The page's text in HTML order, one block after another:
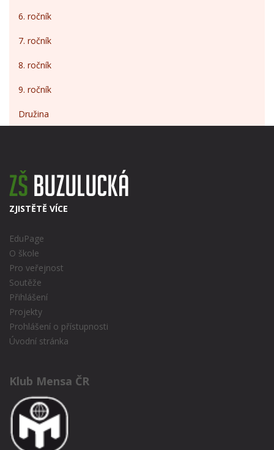
6. ročník
7. ročník
8. ročník
9. ročník
Družina
ZJISTĚTĚ VÍCE
EduPage
O škole
Pro veřejnost
Soutěže
Přihlášení
Projekty
Prohlášení o přístupnosti
Úvodní stránka
Klub Mensa ČR